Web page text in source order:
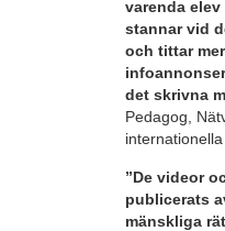
varenda
stannar vid
och tittar
det skrivna
Pedagog,
”De videor
publicerats
mänskliga